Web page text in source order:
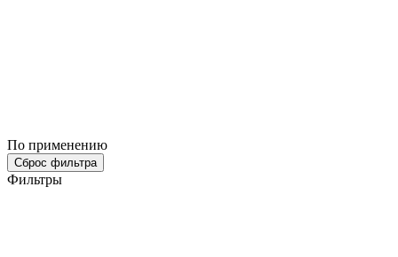
По применению
Сброс фильтра
Фильтры